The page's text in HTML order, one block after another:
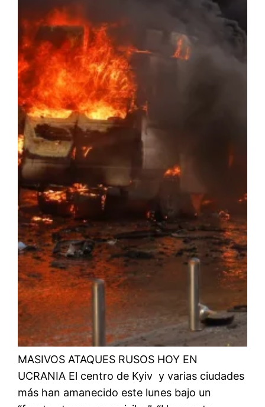
MASIVOS ATAQUES RUSOS HOY EN
UCRANIA El centro de Kyiv y varias ciudades
más han amanecido este lunes bajo un